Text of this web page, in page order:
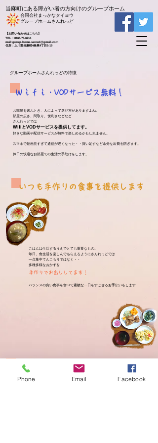
当麻町にある障がい者の方向けのグループホーム
【お問い合わせはこちら】
TEL：0166-73-6214
​mail:group.home.sanred@gmail.com
住所：上川郡当麻町4条東4丁目1-19
​合同会社まっかなタイヨウ
​グループホームさんれっど
グループホームさんれっどの特徴
Ｗｉｆｉ・VODサービス無料！
お部屋を選ぶとき、人によって選び方がありますよね。
部屋の広さ、間取り、便利さなどなど
さんれっどでは
WifiとVODサービスを提供してます。
好きな動画や配信サービスが無料で楽しめるかもしれません。
スマホで動画見すぎて通信が遅くなった・・買い足すなど余分な出費を防ぎます。
​休日の快適なお部屋での生活の手助けをします。
​いつも手作りの食事を提供します
ごはんは生活するうえでとても重要なもの。
毎日、食生活を楽しんでもらえるようにさんれっどでは
一点集中てんこもりではなく・・
多種多様なおかずを
手作りでお出ししてます！
​バランスの良い食事を食べて素敵な一日をすごせるお手伝いをします
土日・祝日もごはん提供してます！
Phone Email Facebook